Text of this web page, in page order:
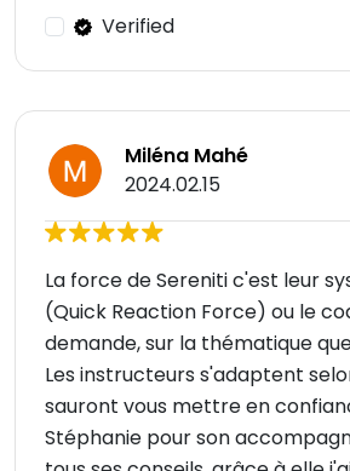
Verified
Miléna Mahé
2024.02.15
La force de Sereniti c'est leur
(Quick Reaction Force) ou le
demande, sur la thématique
Les instructeurs s'adaptent
sauront vous mettre en
Stéphanie pour son